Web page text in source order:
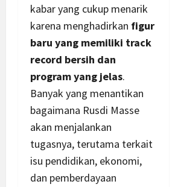
kabar yang cukup menarik
karena menghadirkan figur
baru yang memiliki track
record bersih dan
program yang jelas.
Banyak yang menantikan
bagaimana Rusdi Masse
akan menjalankan
tugasnya, terutama terkait
isu pendidikan, ekonomi,
dan pemberdayaan